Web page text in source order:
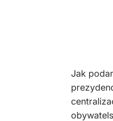
Jak